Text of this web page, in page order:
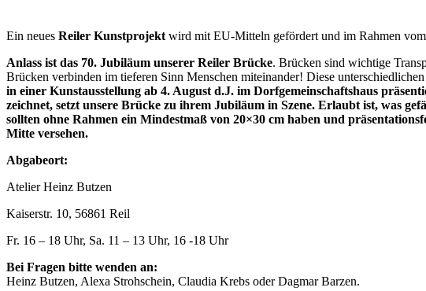
Ein neues Reiler Kunstprojekt wird mit EU-Mitteln gefördert und im Rahmen
Anlass ist das 70. Jubiläum unserer Reiler Brücke. Brücken sind wichtige
Brücken verbinden im tieferen Sinn Menschen miteinander! Diese
in einer Kunstausstellung ab 4. August d.J. im Dorfgemeinschaftshaus
zeichnet, setzt unsere Brücke zu ihrem Jubiläum in Szene. Erlaubt ist, was
sollten ohne Rahmen ein Mindestmaß von 20×30 cm haben und
Mitte versehen.
Abgabeort:
Atelier Heinz Butzen
Kaiserstr. 10, 56861 Reil
Fr. 16 – 18 Uhr, Sa. 11 – 13 Uhr, 16 -18 Uhr
Bei Fragen bitte wenden an:
Heinz Butzen, Alexa Strohschein, Claudia Krebs oder Dagmar Barzen.